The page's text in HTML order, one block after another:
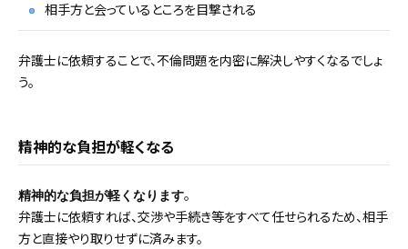
相手方と会っているところを目撃される
弁護士に依頼することで、不倫問題を内密に解決しやすくなるでしょ
う。
精神的な負担が軽くなる
精神的な負担が軽くなります。
弁護士に依頼すれば、交渉や手続き等をすべて任せられるため、相手
方と直接やり取りせずに済みます。